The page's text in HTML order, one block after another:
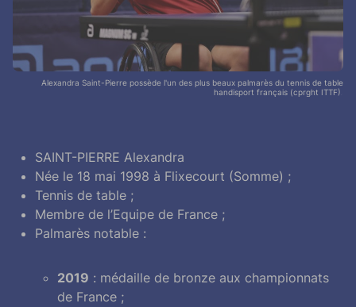
Alexandra Saint-Pierre possède l'un des plus beaux palmarès du tennis de table
handisport français (cprght ITTF).
SAINT-PIERRE Alexandra
Née le 18 mai 1998 à Flixecourt (Somme) ;
Tennis de table ;
Membre de l’Equipe de France ;
Palmarès notable :
2019 : médaille de bronze aux championnats
de France ;